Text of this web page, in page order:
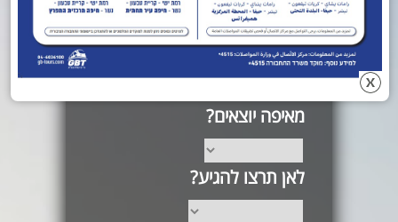
חיפוש לפי מוצא יעד
מאיפה יוצאים?
לאן תרצו להגיע?